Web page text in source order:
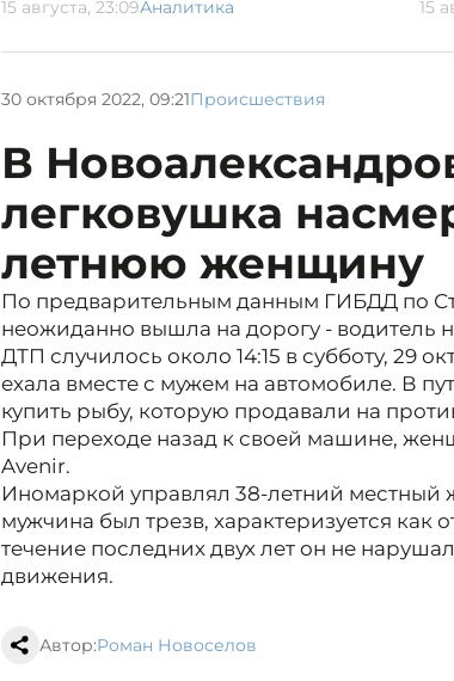
15 августа, 23:09Аналитика 15
30 октября 2022, 09:21Происшествия
В
легковушка
летнюю женщину
По предварительным данным ГИБДД по
неожиданно вышла на дорогу - водитель
ДТП случилось около 14:15 в субботу, 29
ехала вместе с мужем на автомобиле. В
купить рыбу, которую продавали на
При переходе назад к своей машине,
Avenir.
Иномаркой управлял 38-летний
мужчина был трезв, характеризуется как
течение последних двух лет он не
движения.
Автор:Роман Новоселов